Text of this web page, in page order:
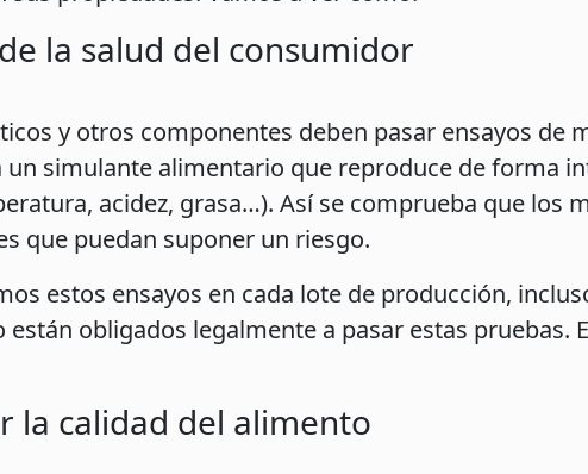
la salud del consumidor
y otros componentes deben pasar ensayos de
un simulante alimentario que reproduce de forma
acidez, grasa…). Así se comprueba que los
que puedan suponer un riesgo.
estos ensayos en cada lote de producción,
obligados legalmente a pasar estas pruebas.
la calidad del alimento